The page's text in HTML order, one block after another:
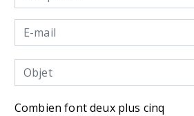
Combien font deux plus cinq